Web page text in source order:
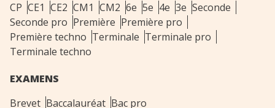
CP CE1 CE2 CM1 CM2 6e 5e 4e 3e Seconde
Seconde pro Première Première pro
Première techno Terminale Terminale pro
Terminale techno
EXAMENS
Brevet Baccalauréat Bac pro